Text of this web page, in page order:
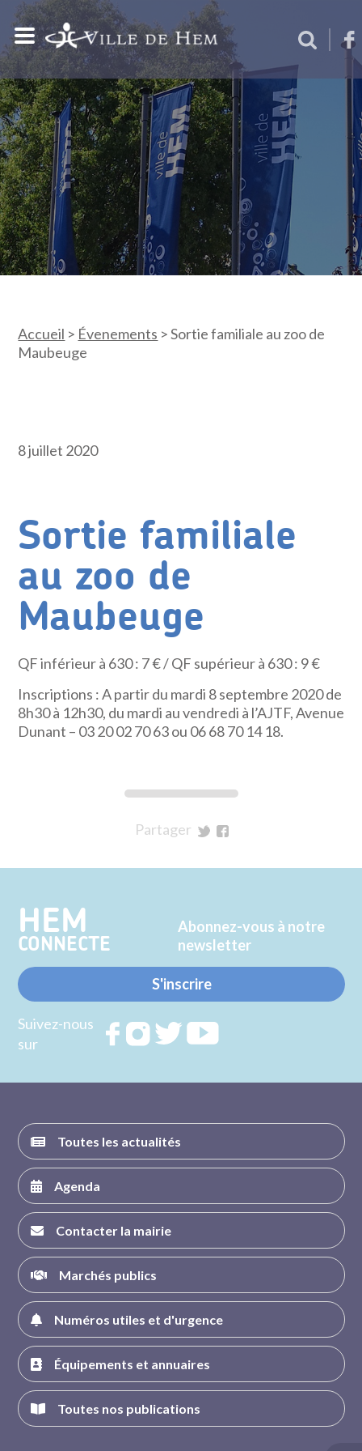
Accueil > Évenements >Sortie familiale au zoo de
Maubeuge
8 juillet 2020
Sortie familiale
au zoo de
Maubeuge
QF inférieur à 630 : 7 € / QF supérieur à 630 : 9 €
Inscriptions : A partir du mardi 8 septembre 2020 de
8h30 à 12h30, du mardi au vendredi à l’AJTF, Avenue
Dunant – 03 20 02 70 63 ou 06 68 70 14 18.
Partager
Twitter
Facebook
HEM
CONNECTE
Abonnez-vous à notre
newsletter
S'inscrire
Suivez-nous
sur
RejoignezRejoignezRejoignez
Toutes les actualités
Agenda
Contacter la mairie
Marchés publics
Numéros utiles et d'urgence
Équipements et annuaires
Toutes nos publications